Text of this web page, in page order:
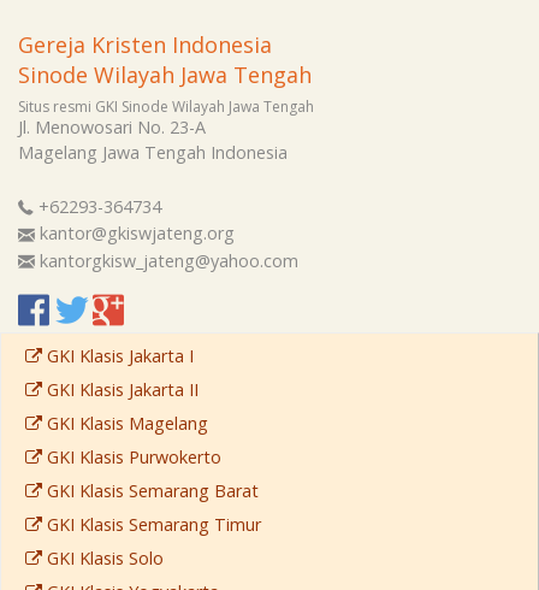
Gereja Kristen Indonesia
Sinode Wilayah Jawa Tengah
Situs resmi GKI Sinode Wilayah Jawa Tengah
Jl. Menowosari No. 23-A
Magelang Jawa Tengah Indonesia
+62293-364734
kantor@gkiswjateng.org
kantorgkisw_jateng@yahoo.com
GKI Klasis Jakarta I
GKI Klasis Jakarta II
GKI Klasis Magelang
GKI Klasis Purwokerto
GKI Klasis Semarang Barat
GKI Klasis Semarang Timur
GKI Klasis Solo